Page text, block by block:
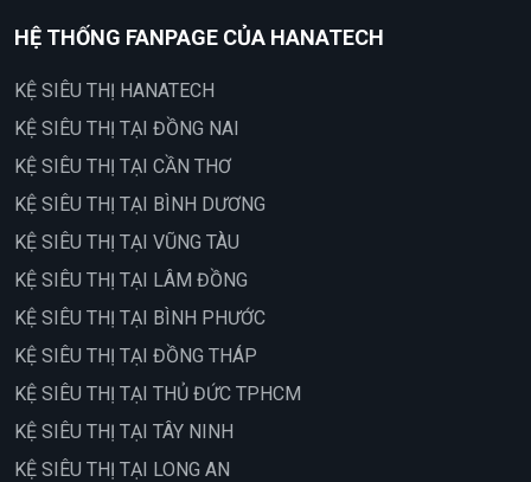
HỆ THỐNG FANPAGE CỦA HANATECH
KỆ SIÊU THỊ HANATECH
KỆ SIÊU THỊ TẠI ĐỒNG NAI
KỆ SIÊU THỊ TẠI CẦN THƠ
KỆ SIÊU THỊ TẠI BÌNH DƯƠNG
KỆ SIÊU THỊ TẠI VŨNG TÀU
KỆ SIÊU THỊ TẠI LÂM ĐỒNG
KỆ SIÊU THỊ TẠI BÌNH PHƯỚC
KỆ SIÊU THỊ TẠI ĐỒNG THÁP
KỆ SIÊU THỊ TẠI THỦ ĐỨC TPHCM
KỆ SIÊU THỊ TẠI TÂY NINH
KỆ SIÊU THỊ TẠI LONG AN